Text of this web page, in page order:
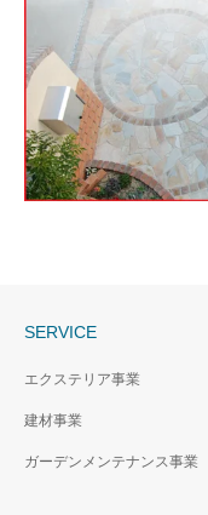
SERVICE
エクステリア事業
建材事業
ガーデンメンテナンス事業